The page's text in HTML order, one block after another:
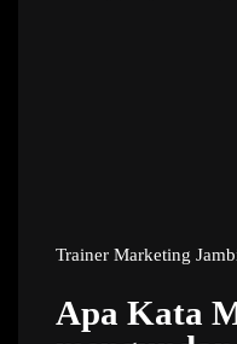
Trainer Marketing
Apa Kata